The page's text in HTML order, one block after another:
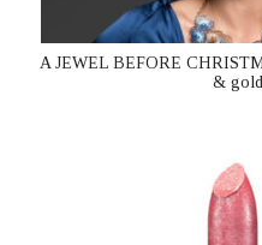
A JEWEL BEFORE
&